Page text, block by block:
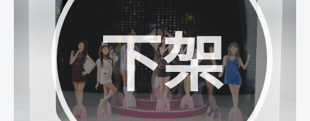
下架